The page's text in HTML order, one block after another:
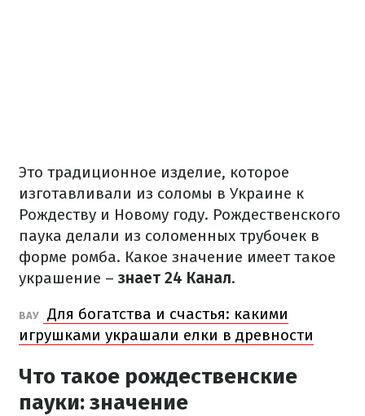
Это традиционное изделие, которое
изготавливали из соломы в Украине к
Рождеству и Новому году. Рождественского
паука делали из соломенных трубочек в
форме ромба. Какое значение имеет такое
украшение – знает 24 Канал.
ВАУ
Для богатства и счастья: какими
игрушками украшали елки в древности
Что такое рождественские
пауки: значение